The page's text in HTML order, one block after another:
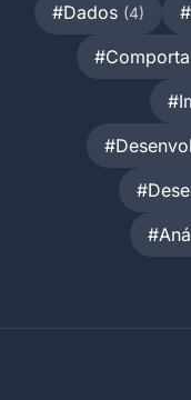
#Dados (4)